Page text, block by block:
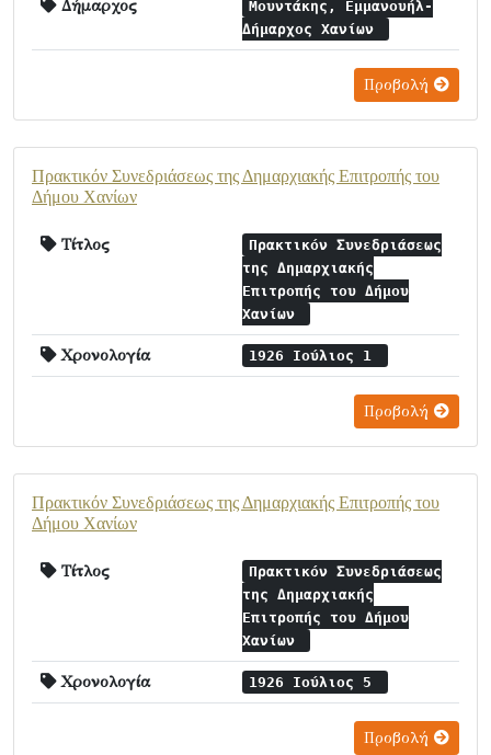
Δήμαρχος
Μουντάκης, Εμμανουήλ-
Δήμαρχος Χανίων
Προβολή
Πρακτικόν Συνεδριάσεως της Δημαρχιακής Επιτροπής του
Δήμου Χανίων
Τίτλος
Πρακτικόν Συνεδριάσεως
της Δημαρχιακής
Επιτροπής του Δήμου
Χανίων
Χρονολογία 1926 Ιούλιος 1
Προβολή
Πρακτικόν Συνεδριάσεως της Δημαρχιακής Επιτροπής του
Δήμου Χανίων
Τίτλος
Πρακτικόν Συνεδριάσεως
της Δημαρχιακής
Επιτροπής του Δήμου
Χανίων
Χρονολογία 1926 Ιούλιος 5
Προβολή